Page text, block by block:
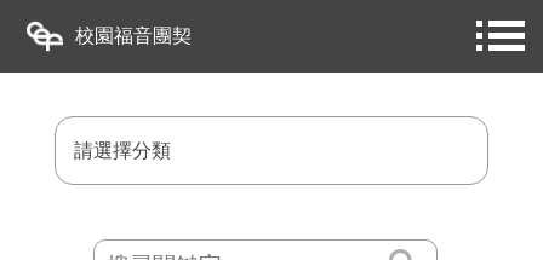
校園福音團契
請選擇分類